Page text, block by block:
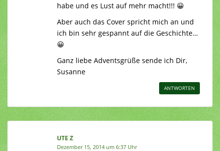
habe und es Lust auf mehr macht!!! 😀
Aber auch das Cover spricht mich an und
ich bin sehr gespannt auf die Geschichte…
😀
Ganz liebe Adventsgrüße sende ich Dir,
Susanne
ANTWORTEN
UTE Z
Dezember 15, 2014 um 6:37 Uhr